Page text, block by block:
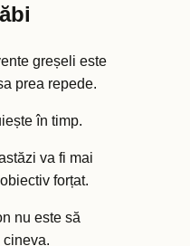
greșeli este
prea repede.
în timp.
va fi mai
forțat.
nu este să
cineva.